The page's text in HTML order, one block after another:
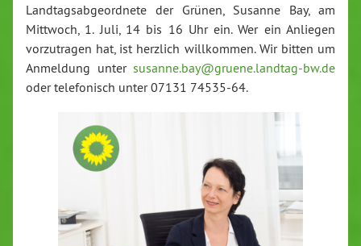
Landtagsabgeordnete der Grünen, Susanne Bay, am
Mittwoch, 1. Juli, 14 bis 16 Uhr ein. Wer ein Anliegen
vorzutragen hat, ist herzlich willkommen. Wir bitten um
Anmeldung unter susanne.bay@gruene.landtag-bw.de
oder telefonisch unter 07131 74535-64.